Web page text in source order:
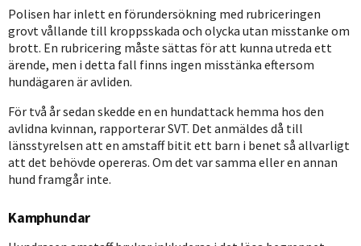
Polisen har inlett en förundersökning med rubriceringen
grovt vållande till kroppsskada och olycka utan misstanke om
brott. En rubricering måste sättas för att kunna utreda ett
ärende, men i detta fall finns ingen misstänka eftersom
hundägaren är avliden.
För två år sedan skedde en en hundattack hemma hos den
avlidna kvinnan, rapporterar SVT. Det anmäldes då till
länsstyrelsen att en amstaff bitit ett barn i benet så allvarligt
att det behövde opereras. Om det var samma eller en annan
hund framgår inte.
Kamphundar